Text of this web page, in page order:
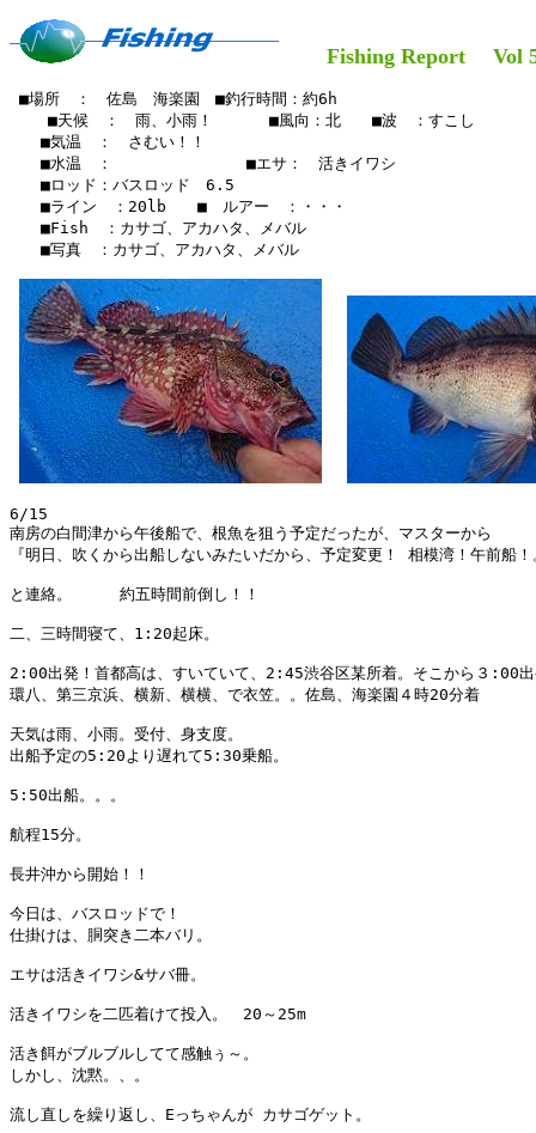
Fishing Report Vol
■場所　：　佐島　海楽園　■釣行時間：約6h
    ■天候　：　雨、小雨！　　 　■風向：北　　■波　：すこし
■気温　：　さむい！！
■水温　：　　　　　 　　　■エサ：　活きイワシ
■ロッド：バスロッド　6.5
■ライン　：20lb　　■　ルアー　：・・・
■Fish　：カサゴ、アカハタ、メバル
■写真　：カサゴ、アカハタ、メバル
6/15
南房の白間津から午後船で、根魚を狙う予定だったが、マスターから
『明日、吹くから出船しないみたいだから、予定変更！ 相模湾！午前船
と連絡。     約五時間前倒し！！
二、三時間寝て、1:20起床。
2:00出発！首都高は、すいていて、2:45渋谷区某所着。そこから３:00
環八、第三京浜、横新、横横、で衣笠。。佐島、海楽園４時20分着
天気は雨、小雨。受付、身支度。
出船予定の5:20より遅れて5:30乗船。
5:50出船。。。
航程15分。
長井沖から開始！！
今日は、バスロッドで！
仕掛けは、胴突き二本バリ。
エサは活きイワシ&サバ冊。
活きイワシを二匹着けて投入。　20～25m
活き餌がブルブルしてて感触ぅ～。
しかし、沈黙。、。
流し直しを繰り返し、Eっちゃんが カサゴゲット。